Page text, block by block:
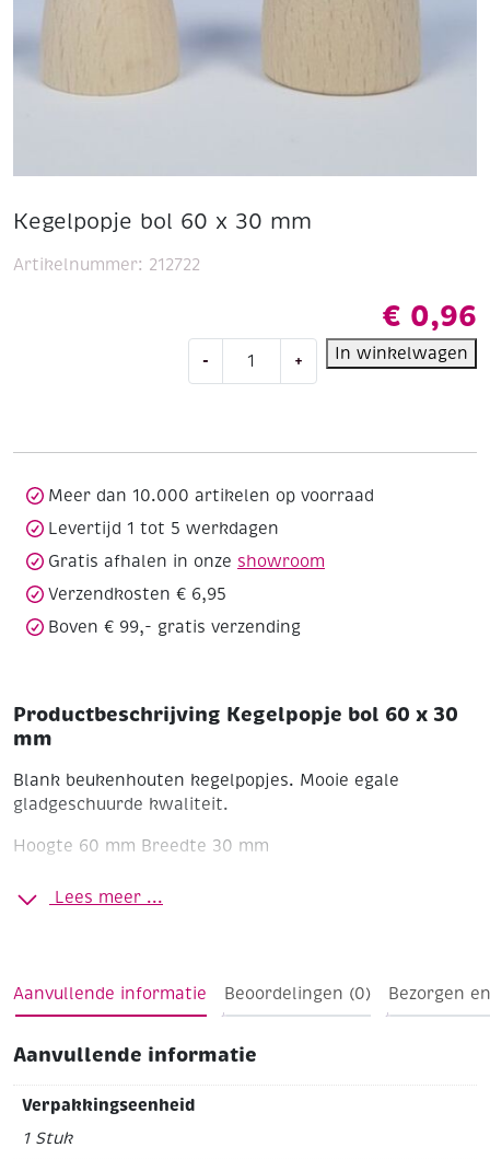
Kegelpopje bol 60 x 30 mm
€ 0,96
-
aantal
+ In winkelwagen
Artikelnummer: 212722
Meer dan 10.000 artikelen op voorraad
Levertijd 1 tot 5 werkdagen
Gratis afhalen in onze showroom
Verzendkosten € 6,95
Boven € 99,- gratis verzending
Productbeschrijving Kegelpopje bol 60 x 30
mm
Blank beukenhouten kegelpopjes. Mooie egale
gladgeschuurde kwaliteit.
Hoogte 60 mm Breedte 30 mm
Lees meer ...
Aanvullende informatie Beoordelingen (0) Bezorgen
Aanvullende informatie
Verpakkingseenheid
1 Stuk